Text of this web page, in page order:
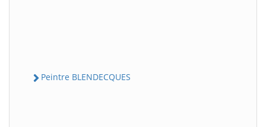
Peintre BLENDECQUES